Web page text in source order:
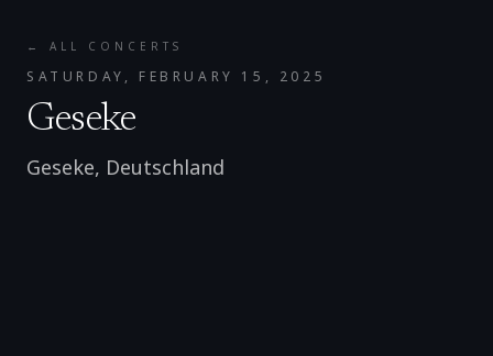
← ALL CONCERTS
SATURDAY, FEBRUARY 15, 2025
Geseke
Geseke, Deutschland